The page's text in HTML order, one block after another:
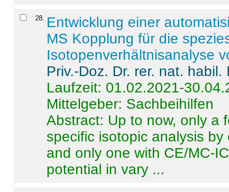
28. Entwicklung einer
MS Kopplung für die
Isotopenverhältnisanalyse
Priv.-Doz. Dr. rer. nat.
Laufzeit: 01.02.2021-
Mittelgeber: Sachbeihilfen
Abstract: Up to now, only a
specific isotopic analysis
and only one with CE/MC-
potential in vary ...